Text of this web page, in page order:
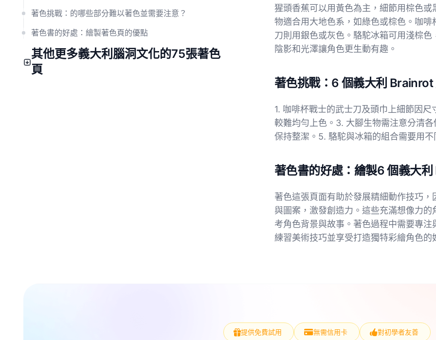
著色挑戰：的哪些部分難以著色並需要注意？
著色書的好處：繪製著色頁的優點
其他更多義大利腦洞文化的75張著色
頁
猩頭香蕉可以用黃色為主，細節用棕色
物適合用大地色系，如綠色或棕色。咖
刀則用銀色或灰色。駱駝冰箱可用淺棕
陰影和光澤讓角色更生動有趣。
著色挑戰：6 個義大利
1. 咖啡杯戰士的武士刀及頭巾上細節因
較難均勻上色。3. 大腳生物需注意分清
保持整潔。5. 駱駝與冰箱的組合需要用
著色書的好處：繪製6 個義大
著色這張頁面有助於發展精細動作技巧
與圖案，激發創造力。這些充滿想像力
考角色背景與故事。著色過程中需要專
練習美術技巧並享受打造獨特彩繪角色的
提供免費試用 無需信用卡 對初學者友善